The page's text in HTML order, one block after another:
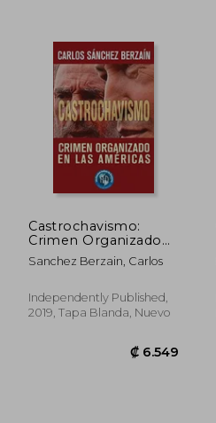
₡ 5.372
Castrochavismo:
Crimen Organizado
en las Américas
Sanchez Berzain, Carlos
Independently Published,
2019, Tapa Blanda, Nuevo